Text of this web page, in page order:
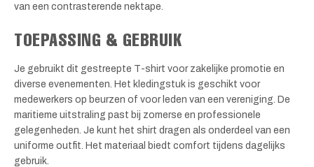
van een contrasterende nektape.
TOEPASSING & GEBRUIK
Je gebruikt dit gestreepte T-shirt voor zakelijke promotie en
diverse evenementen. Het kledingstuk is geschikt voor
medewerkers op beurzen of voor leden van een vereniging. De
maritieme uitstraling past bij zomerse en professionele
gelegenheden. Je kunt het shirt dragen als onderdeel van een
uniforme outfit. Het materiaal biedt comfort tijdens dagelijks
gebruik.